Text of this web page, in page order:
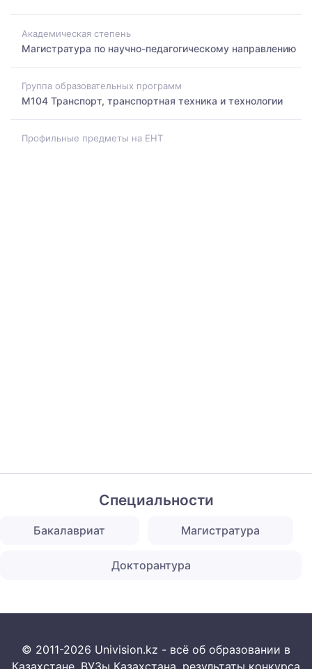
Академическая степень
Магистратура по научно-педагогическому направлению
Группа образовательных программ
M104 Транспорт, транспортная техника и технологии
Профильные предметы на ЕНТ
Специальности
Бакалавриат Магистратура
Докторантура
© 2011-2026 Univision.kz - всё об образовании в
Казахстане. ВУЗы Казахстана, результаты конкурса